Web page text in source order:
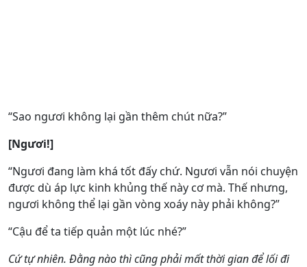
“Sao ngươi không lại gần thêm chút nữa?”
[Ngươi!]
“Ngươi đang làm khá tốt đấy chứ. Ngươi vẫn nói chuyện
được dù áp lực kinh khủng thế này cơ mà. Thế nhưng,
ngươi không thể lại gần vòng xoáy này phải không?”
“Cậu để ta tiếp quản một lúc nhé?”
Cứ tự nhiên. Đằng nào thì cũng phải mất thời gian để lối đi